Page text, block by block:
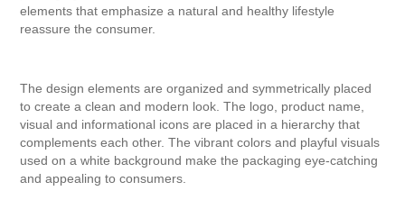
elements that emphasize a natural and healthy lifestyle
reassure the consumer.
The design elements are organized and symmetrically placed
to create a clean and modern look. The logo, product name,
visual and informational icons are placed in a hierarchy that
complements each other. The vibrant colors and playful visuals
used on a white background make the packaging eye-catching
and appealing to consumers.